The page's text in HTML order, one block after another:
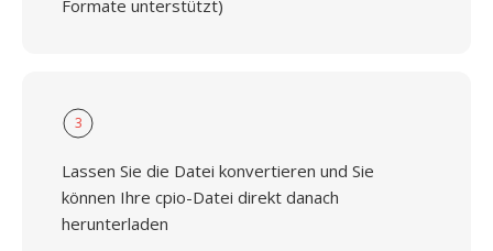
Formate unterstützt)
3
Lassen Sie die Datei konvertieren und Sie
können Ihre cpio-Datei direkt danach
herunterladen